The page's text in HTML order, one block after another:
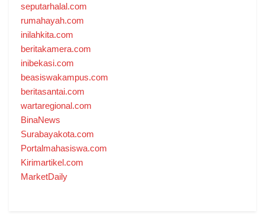
seputarhalal.com
rumahayah.com
inilahkita.com
beritakamera.com
inibekasi.com
beasiswakampus.com
beritasantai.com
wartaregional.com
BinaNews
Surabayakota.com
Portalmahasiswa.com
Kirimartikel.com
MarketDaily